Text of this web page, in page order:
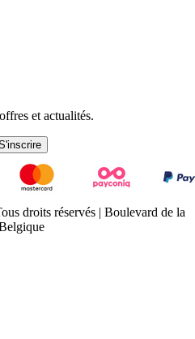
et actualités.
droits réservés | Boulevard de la